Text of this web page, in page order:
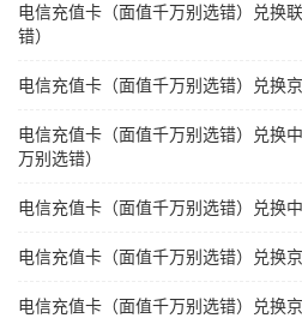
电信充值卡（面值千万别选错）兑换
错）
电信充值卡（面值千万别选错）兑换
电信充值卡（面值千万别选错）兑换
万别选错）
电信充值卡（面值千万别选错）兑换
电信充值卡（面值千万别选错）兑换
电信充值卡（面值千万别选错）兑换